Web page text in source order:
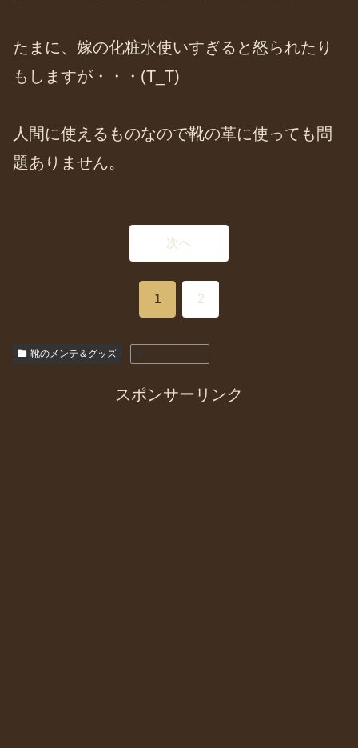
たまに、嫁の化粧水使いすぎると怒られたり
もしますが・・・(T_T)
人間に使えるものなので靴の革に使っても問
題ありません。
次へ
1 2
靴のメンテ＆グッズ
スポンサーリンク